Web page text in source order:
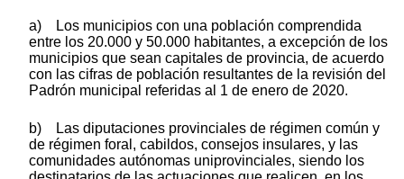
a) Los municipios con una población comprendida
entre los 20.000 y 50.000 habitantes, a excepción de los
municipios que sean capitales de provincia, de acuerdo
con las cifras de población resultantes de la revisión del
Padrón municipal referidas al 1 de enero de 2020.
b) Las diputaciones provinciales de régimen común y
de régimen foral, cabildos, consejos insulares, y las
comunidades autónomas uniprovinciales, siendo los